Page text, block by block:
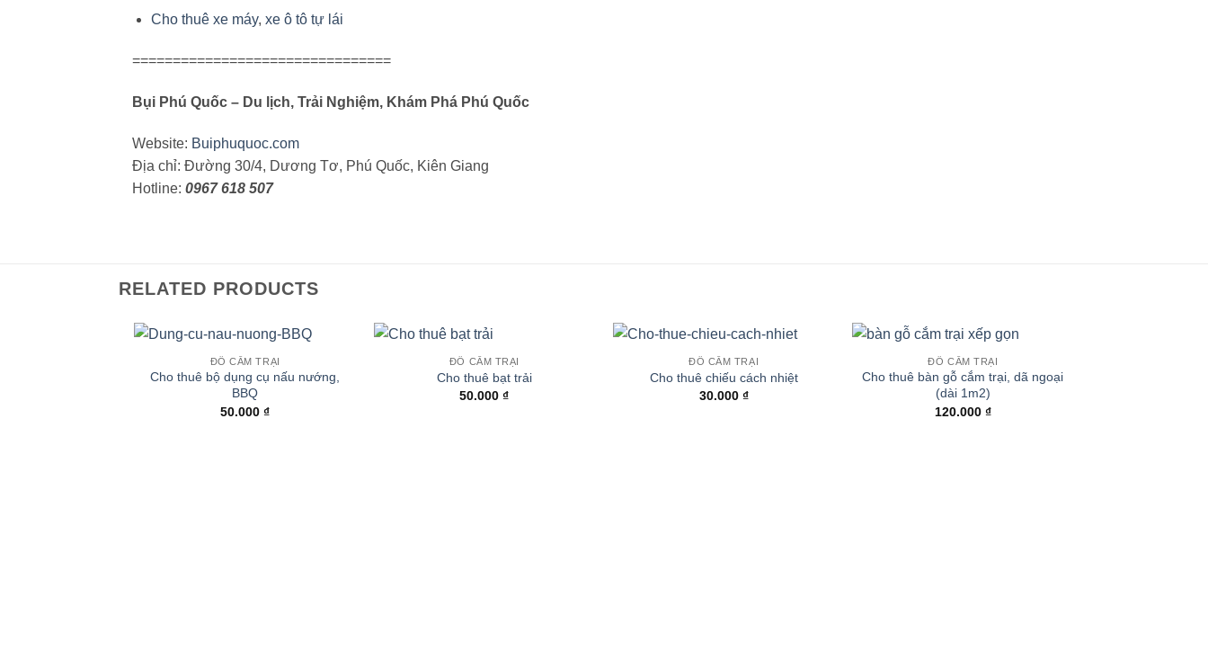
Cho thuê xe máy, xe ô tô tự lái
================================
Bụi Phú Quốc – Du lịch, Trải Nghiệm, Khám Phá Phú Quốc
Website: Buiphuquoc.com
Địa chỉ: Đường 30/4, Dương Tơ, Phú Quốc, Kiên Giang
Hotline: 0967 618 507
RELATED PRODUCTS
ĐỒ CẮM TRẠI
Cho thuê bộ dụng cụ nấu nướng,
BBQ
50.000₫
ĐỒ CẮM TRẠI
Cho thuê bạt trải
50.000₫
ĐỒ CẮM TRẠI
Cho thuê chiếu cách nhiệt
30.000 ₫
ĐỒ CẮM TRẠI
Cho thuê bàn gỗ cắm trại, dã ngoại
(dài 1m2)
120.000 ₫